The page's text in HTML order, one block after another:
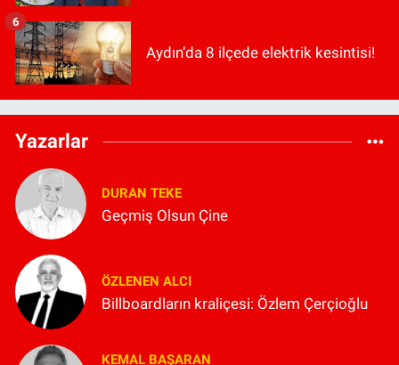
Aydın’da 8 ilçede elektrik kesintisi!
6
Yazarlar
DURAN TEKE
Geçmiş Olsun Çine
ÖZLENEN ALCI
Billboardların kraliçesi: Özlem Çerçioğlu
KEMAL BAŞARAN